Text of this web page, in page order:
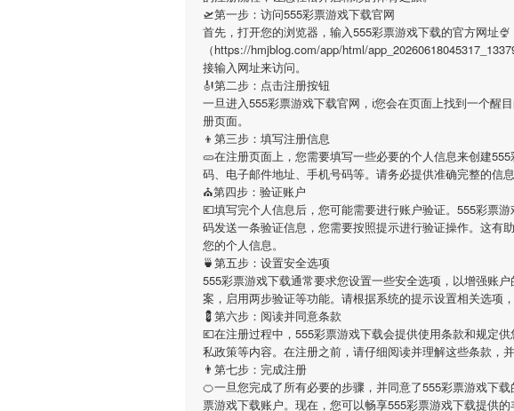
🛫第一步：访问555彩票游戏下载官网
首先，打开您的浏览器，输入555彩票游戏下载的官方网址🍨
（https://hmjblog.com/app/html/
接输入网址来访问。
🎻第二步：点击注册按钮
一旦进入555彩票游戏下载官网，ℹ您会在页面上找到一个醒
册页面。
👦第三步：填写注册信息
🥒在注册页面上，您需要填写一些必要的个人信息来创建555
码、电子邮件地址、手机号码等。请务必提供准确完整的信
⛪️第四步：验证账户
💶填写完个人信息后，您可能需要进行账户验证。 555彩票游
码发送一条验证信息，您需要按照提示进行验证操作。这有
您的个人信息。
🍵第五步：设置安全选项
555彩票游戏下载通常要求您设置一些安全选项，以增强账
案，启用两步验证等功能。请根据系统的提示设置相关选项
💈第六步：阅读并同意条款
💶在注册过程中， 555彩票游戏下载会提供使用条款和规定
私政策等内容。在注册之前，请仔细阅读并理解这些条款，
👨第七步：完成注册
🍊一旦您完成了所有必要的步骤，并同意了555彩票游戏下载
票游戏下载账户。现在，您可以畅享555彩票游戏下载提供的